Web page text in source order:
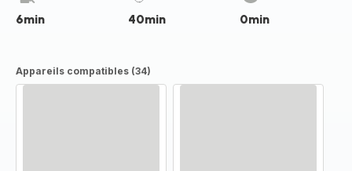
6min 40min 0min
Appareils compatibles (34)